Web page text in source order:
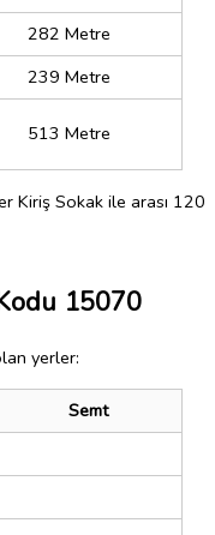
282 Metre
239 Metre
513 Metre
Kiriş Sokak ile arası 120
15070
yerler:
Semt